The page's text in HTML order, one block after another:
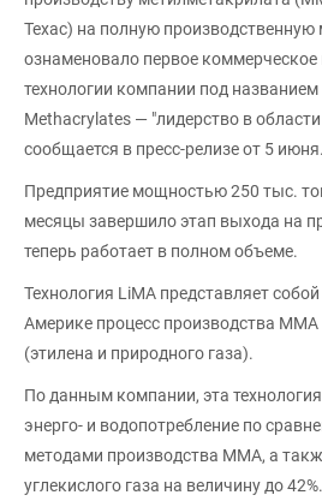
Техас) на полную
ознаменовало первое коммерческое
технологии компании под названием
Methacrylates — "лидерство в
сообщается в пресс-релизе от 5 июня.
Предприятие мощностью 250 тыс.
месяцы завершило этап выхода на
теперь работает в полном объеме.
Технология LiMA представляет
Америке процесс производства ММА
(этилена и природного газа).
По данным компании, эта
энерго- и водопотребление по
методами производства ММА, а
углекислого газа на величину до